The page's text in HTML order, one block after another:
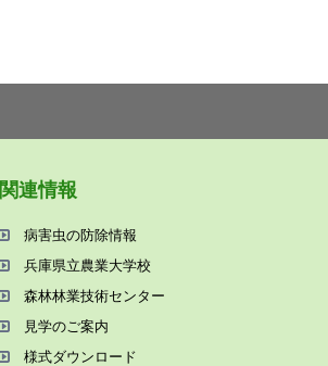
関連情報
病害⾍の防除情報
兵庫県⽴農業⼤学校
森林林業技術センター
⾒学のご案内
様式ダウンロード